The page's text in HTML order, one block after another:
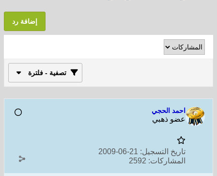
إضافة رد
تصفية - فلترة
احمد الحجي
عضو ذهبي
تاريخ التسجيل: 21-06-2009
المشاركات: 2592